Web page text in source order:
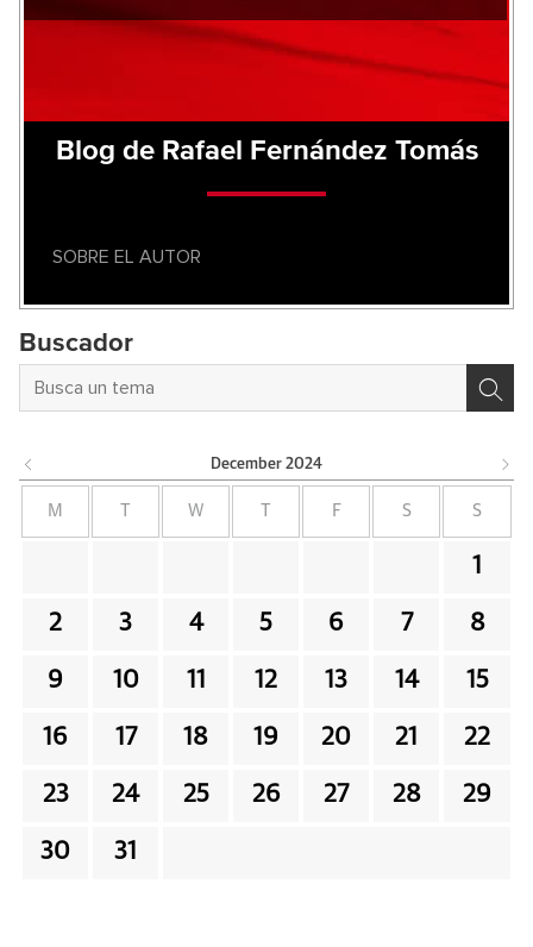
Blog de Rafael Fernández Tomás
SOBRE EL AUTOR
Buscador
December 2024
M W F S S
1
2 3 4 5 6 7 8
9 10 11 12 13 14 15
16 17 18 19 20 21 22
23 24 25 26 27 28 29
30 31